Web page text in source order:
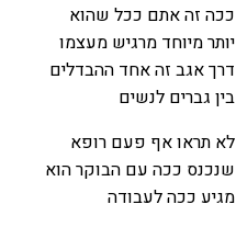
ככה זה אתם ככל שהוא
יותר מיוחד מרגיש מעצמו
דרך אגב זה אחד ההבדלים
בין גברים לנשים
לא תראו אף פעם רופא
שנכנס ככה עם הבוקר הוא
מגיע ככה לעבודה